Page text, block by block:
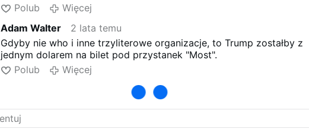
Polub
Więcej
Adam Walter
2 lata temu
Gdyby nie who i inne trzyliterowe organizacje, to Trump zostałby z
jednym dolarem na bilet pod przystanek "Most".
Polub
Więcej